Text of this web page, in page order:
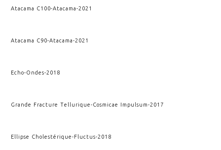
Atacama C100-Atacama-2021
Atacama C90-Atacama-2021
Echo-Ondes-2018
Grande Fracture Tellurique-Cosmicae Impulsum-2017
Ellipse Cholestérique- Fluctus-2018